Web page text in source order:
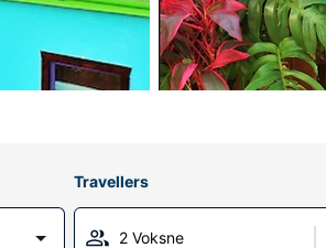
Travellers
2 Voksne